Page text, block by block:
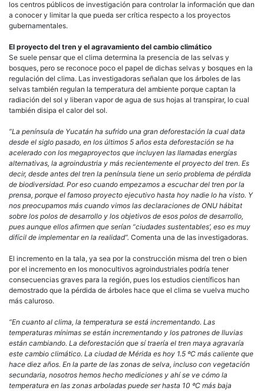
los centros públicos de investigación para controlar la información que dan
a conocer y limitar la que pueda ser crítica respecto a los proyectos
gubernamentales.
El proyecto del tren y el agravamiento del cambio climático
Se suele pensar que el clima determina la presencia de las selvas y
bosques, pero se reconoce poco el papel de dichas selvas y bosques en la
regulación del clima. Las investigadoras señalan que los árboles de las
selvas también regulan la temperatura del ambiente porque captan la
radiación del sol y liberan vapor de agua de sus hojas al transpirar, lo cual
también disipa el calor del sol.
“La península de Yucatán ha sufrido una gran deforestación la cual data
desde el siglo pasado, en los últimos 5 años esta deforestación se ha
acelerado con los megaproyectos que incluyen las llamadas energías
alternativas, la agroindustria y más recientemente el proyecto del tren. Es
decir, desde antes del tren la península tiene un serio problema de pérdida
de biodiversidad. Por eso cuando empezamos a escuchar del tren por la
prensa, porque el famoso proyecto ejecutivo hasta hoy nadie lo ha visto. Y
nos preocupamos más cuando vimos las declaraciones de ONU hábitat
sobre los polos de desarrollo y los objetivos de esos polos de desarrollo,
pues aunque ellos afirmen que serían “ciudades sustentables’, eso es muy
difícil de implementar en la realidad”. Comenta una de las investigadoras.
El incremento en la tala, ya sea por la construcción misma del tren o bien
por el incremento en los monocultivos agroindustriales podría tener
consecuencias graves para la región, pues los estudios científicos han
demostrado que la pérdida de árboles hace que el clima se vuelva mucho
más caluroso.
“En cuanto al clima, la temperatura se está incrementando. Las
temperaturas mínimas se están incrementando y los patrones de lluvias
están cambiando. La deforestación que sí traería el tren maya agravaría
este cambio climático. La ciudad de Mérida es hoy 1.5 ºC más caliente que
hace diez años. En la parte de las zonas de selva, incluso con vegetación
secundaria, nosotros hemos hecho mediciones y ahí se ve cómo la
temperatura en las zonas arboladas puede ser hasta 10 ºC más baja